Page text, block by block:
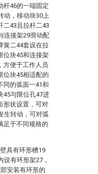
杆46的一端固定
动，移动块30上
二43且拉杆二43
连接架29滑动配
簧二44套设在拉
位块45和连接架
方便于工作人员
位块45相适配的
同的弧面一41和
45与限位孔47进
形状设置，可对
生转动，可对弧
足于不同规格的
具有环形槽19
设有环形架27，
安装有环形的